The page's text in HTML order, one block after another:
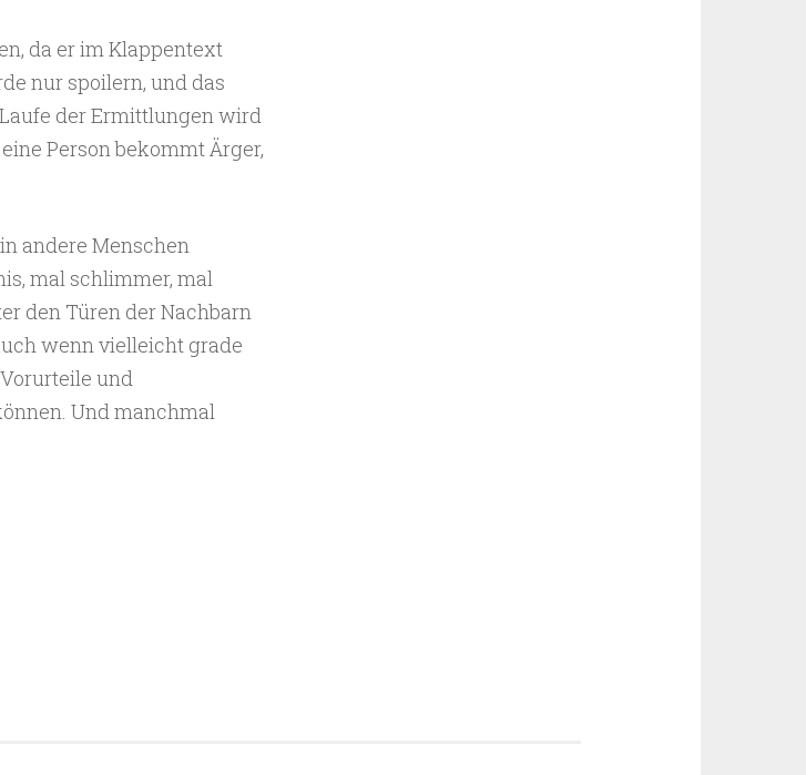
da er im Klappentext
nur spoilern, und das
der Ermittlungen wird
Person bekommt Ärger,
andere Menschen
mal schlimmer, mal
den Türen der Nachbarn
wenn vielleicht grade
und
Und manchmal